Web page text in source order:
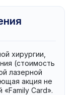
хирургии,
(стоимость
лазерной
акция не
Card».